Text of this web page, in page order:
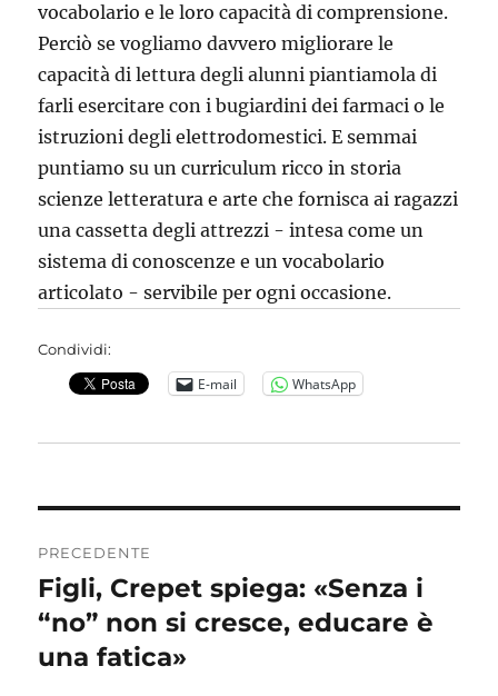
vocabolario e le loro capacità di comprensione.
Perciò se vogliamo davvero migliorare le
capacità di lettura degli alunni piantiamola di
farli esercitare con i bugiardini dei farmaci o le
istruzioni degli elettrodomestici. E semmai
puntiamo su un curriculum ricco in storia
scienze letteratura e arte che fornisca ai ragazzi
una cassetta degli attrezzi - intesa come un
sistema di conoscenze e un vocabolario
articolato - servibile per ogni occasione.
Condividi:
E-mail WhatsApp
articoli
PRECEDENTE
Articolo
precedente:
Figli, Crepet spiega: «Senza i
“no” non si cresce, educare è
una fatica»